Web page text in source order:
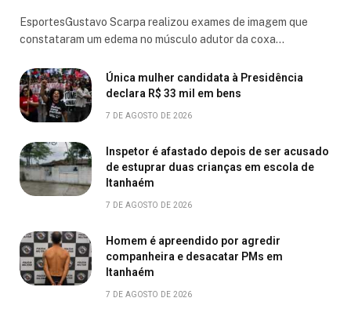
EsportesGustavo Scarpa realizou exames de imagem que
constataram um edema no músculo adutor da coxa…
Única mulher candidata à Presidência
declara R$ 33 mil em bens
7 DE AGOSTO DE 2026
Inspetor é afastado depois de ser acusado
de estuprar duas crianças em escola de
Itanhaém
7 DE AGOSTO DE 2026
Homem é apreendido por agredir
companheira e desacatar PMs em
Itanhaém
7 DE AGOSTO DE 2026